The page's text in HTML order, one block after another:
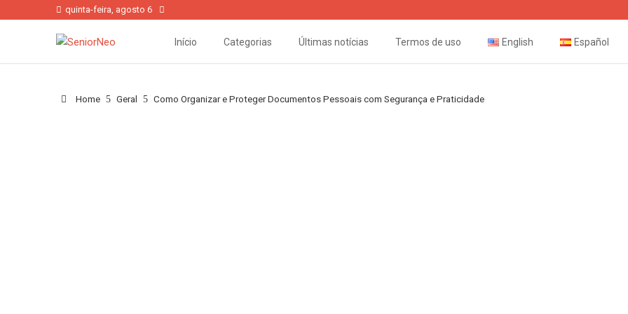
quinta-feira, agosto 6
Início Categorias Últimas notícias Termos de uso English Español
Home Geral Como Organizar e Proteger Documentos Pessoais com Segurança e Praticidade